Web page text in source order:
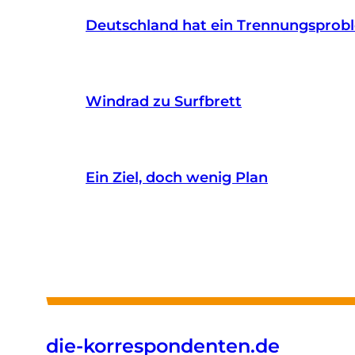
Deutschland hat ein
Windrad zu Surfbrett
Ein Ziel, doch wenig Plan
die-korrespondenten.de